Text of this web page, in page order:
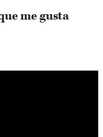
me gusta